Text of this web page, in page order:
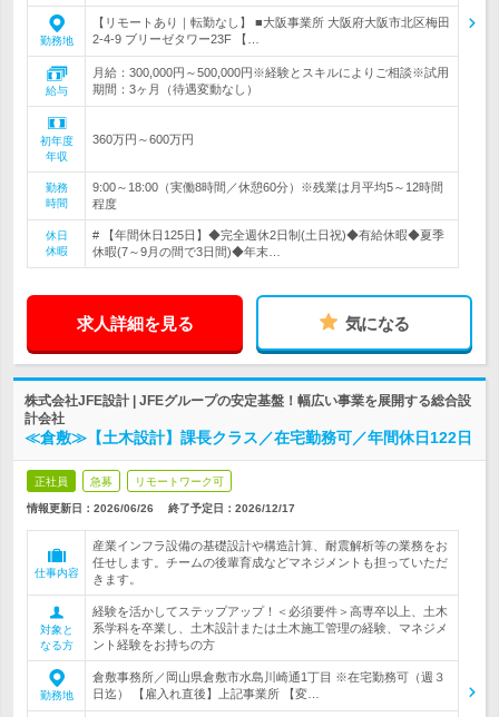
勤務地
【リモートあり｜転勤なし】 ■大阪事業所 大阪府大阪市北区梅田
2-4-9 ブリーゼタワー23F 【…
給与
月給：300,000円～500,000円※経験とスキルによりご相談※試用
期間：3ヶ月（待遇変動なし）
初年度
年収
360万円～600万円
勤務
時間
9:00～18:00（実働8時間／休憩60分）※残業は月平均5～12時間
程度
休日
休暇
# 【年間休日125日】◆完全週休2日制(土日祝)◆有給休暇◆夏季
休暇(7～9月の間で3日間)◆年末…
求人詳細を見る 気になる
株式会社JFE設計 | JFEグループの安定基盤！幅広い事業を展開する総合設
計会社
≪倉敷≫【土木設計】課長クラス／在宅勤務可／年間休日122日
正社員 急募 リモートワーク可
情報更新日：2026/06/26 終了予定日： 2026/12/17
仕事内容
産業インフラ設備の基礎設計や構造計算、耐震解析等の業務をお
任せします。チームの後輩育成などマネジメントも担っていただ
きます。
対象と
なる方
経験を活かしてステップアップ！＜必須要件＞高専卒以上、土木
系学科を卒業し、土木設計または土木施工管理の経験、マネジメ
ント経験をお持ちの方
勤務地
倉敷事務所／岡山県倉敷市水島川崎通1丁目 ※在宅勤務可（週３
日迄） 【雇入れ直後】上記事業所 【変…